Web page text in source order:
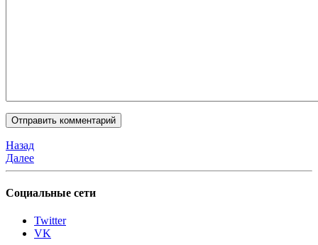
Назад
Далее
Социальные сети
Twitter
VK